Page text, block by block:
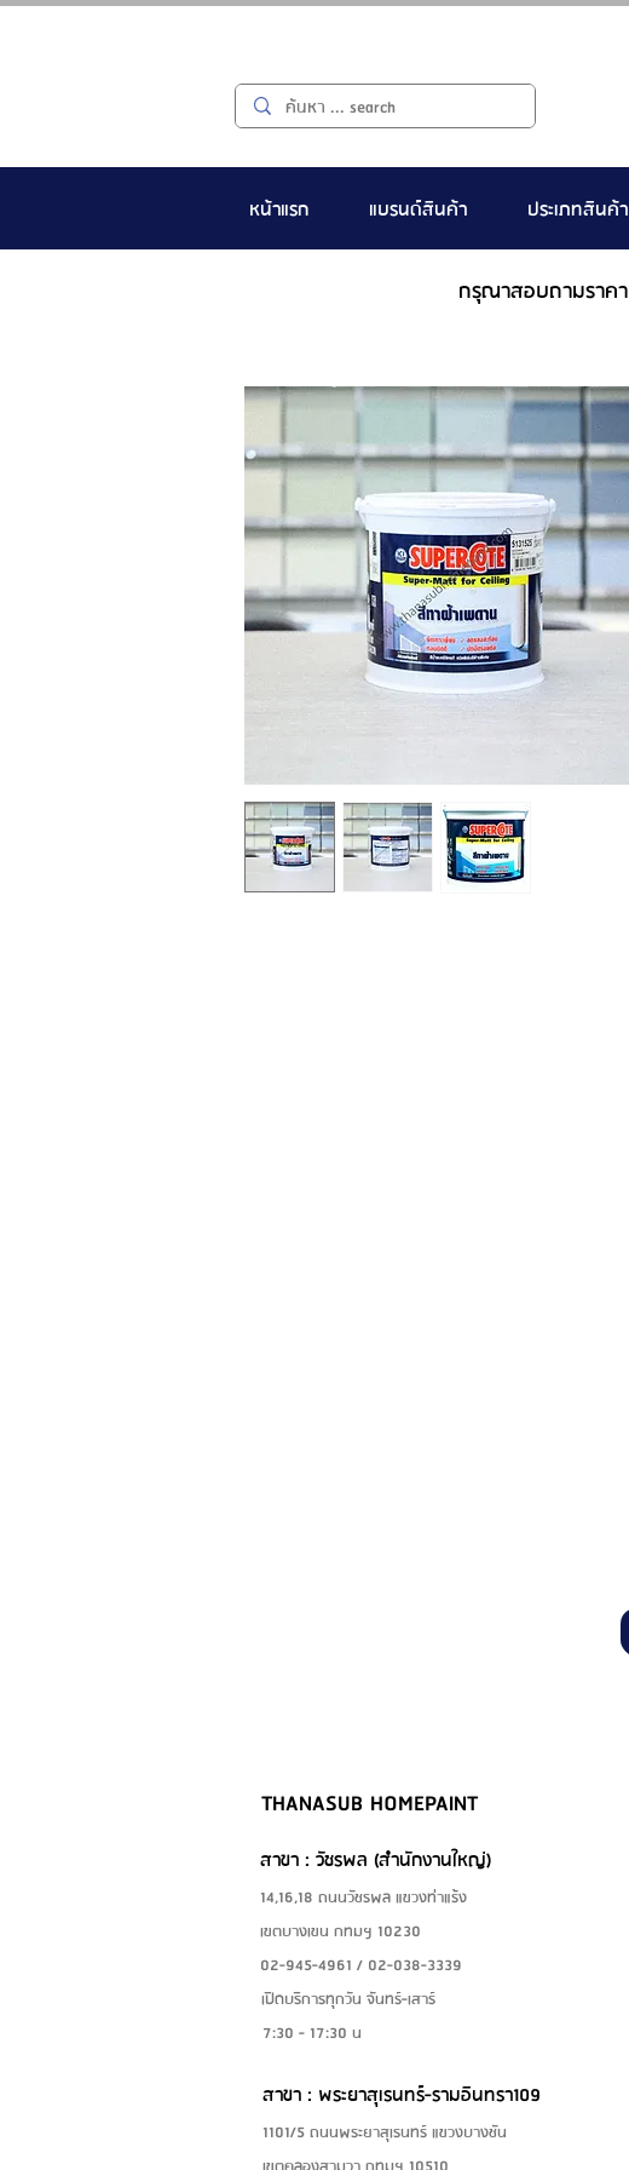
หน้าแรก แบรนด์สินค้า ประเภทสินค้า
กรุณาสอบถามราคา
THANASUB HOMEPAINT
สาขา : วัชรพล (สำนักงานใหญ่)
14,16,18 ถนนวัชรพล แขวงท่าแร้ง
เขตบางเขน กทมฯ 10230
02-945-4961 / 02-038-3339
เปิดบริการทุกวัน จันทร์-เสาร์
7:30 - 17:30 น
สาขา : พระยาสุเรนทร์-รามอินทรา109
1101/5 ถนนพระยาสุเรนทร์ แขวงบางชัน